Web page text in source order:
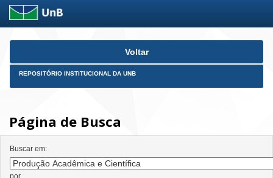
Skip
Voltar
REPOSITÓRIO INSTITUCIONAL DA UNB
Página de Busca
Buscar em:
por